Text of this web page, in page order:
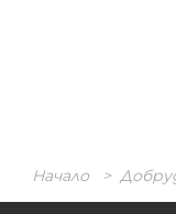
Начало >